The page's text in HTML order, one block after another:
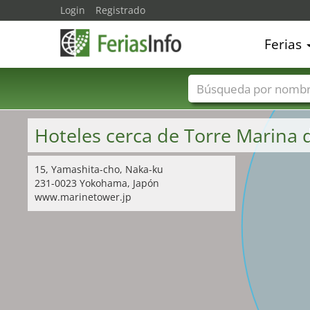
Hoteles cerca de Torre Marina
15, Yamashita-cho, Naka-ku
231-0023 Yokohama, Japón
www.marinetower.jp
Login Registrado
Ferias
Nombres de ferias